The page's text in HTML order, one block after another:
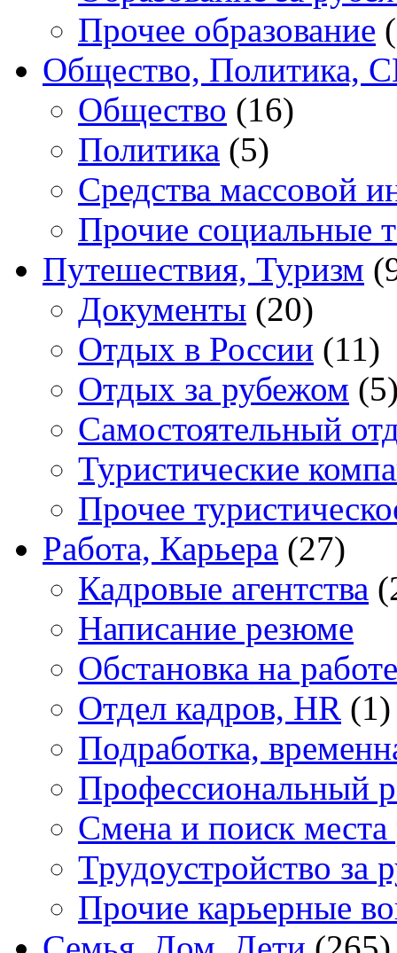
Прочее образование
Общество, Политика,
Общество (16)
Политика (5)
Средства массовой
Прочие социальные
Путешествия, Туризм
Документы (20)
Отдых в России (11)
Отдых за рубежом
Самостоятельный
Туристические
Прочее
Работа, Карьера (27)
Кадровые агентства
Написание резюме
Обстановка на работе
Отдел кадров, HR (1)
Подработка,
Профессиональный
Смена и поиск места
Трудоустройство за
Прочие карьерные